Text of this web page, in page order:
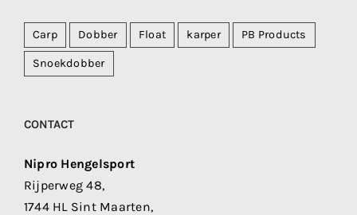
Carp Dobber Float karper PB Products
Snoekdobber
CONTACT
Nipro Hengelsport
Rijperweg 48,
1744 HL Sint Maarten,